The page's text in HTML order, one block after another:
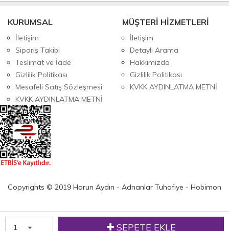
SEPETE EKLE
KURUMSAL
İletişim
Sipariş Takibi
Teslimat ve İade
Gizlilik Politikası
Mesafeli Satış Sözleşmesi
KVKK AYDINLATMA METNİ
MÜŞTERİ HİZMETLERİ
İletişim
Detaylı Arama
Hakkımızda
Gizlilik Politikası
KVKK AYDINLATMA METNİ
Copyrights © 2019 Harun Aydın - Adnanlar Tuhafiye - Hobimon